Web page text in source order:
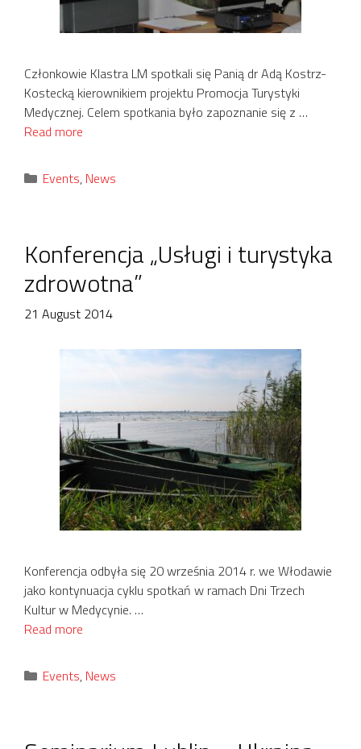
Członkowie Klastra LM spotkali się Panią dr Adą Kostrz-
Kostecką kierownikiem projektu Promocja Turystyki
Medycznej. Celem spotkania było zapoznanie się z …
Read more
Categories
Events, News
Konferencja „Usługi i turystyka
zdrowotna”
21 August 2014
Konferencja odbyła się 20 września 2014 r. we Włodawie
jako kontynuacja cyklu spotkań w ramach Dni Trzech
Kultur w Medycynie. …
Read more
Categories
Events, News